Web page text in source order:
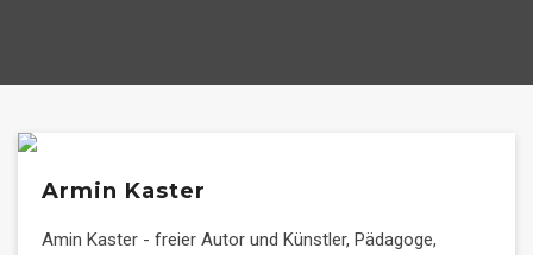
Armin Kaster
Amin Kaster - freier Autor und Künstler, Pädagoge,